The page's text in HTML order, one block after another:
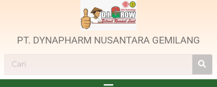
PT. DYNAPHARM NUSANTARA GEMILANG